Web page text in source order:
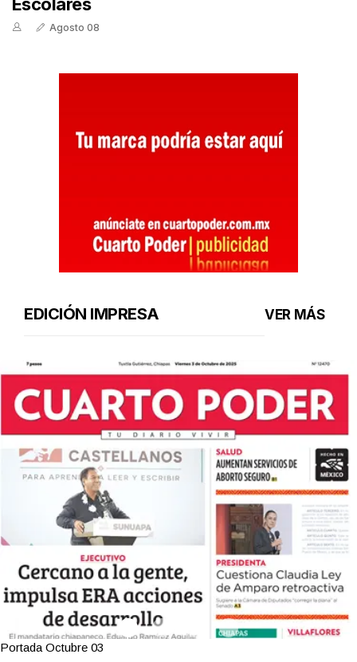
Escolares
Agosto 08
EDICIÓN IMPRESA VER MÁS
Portada Octubre 03